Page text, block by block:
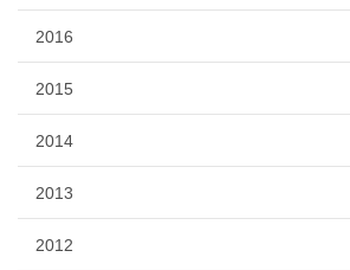
2016
2015
2014
2013
2012